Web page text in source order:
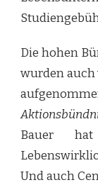
Die hohen
wurden auch
Bauer
Und auch